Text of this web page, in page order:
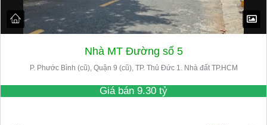
Nhà MT Đường số 5
P. Phước Bình (cũ), Quận 9 (cũ), TP. Thủ Đức 1. Nhà đất TP.HCM
Giá bán 9.30 tỷ